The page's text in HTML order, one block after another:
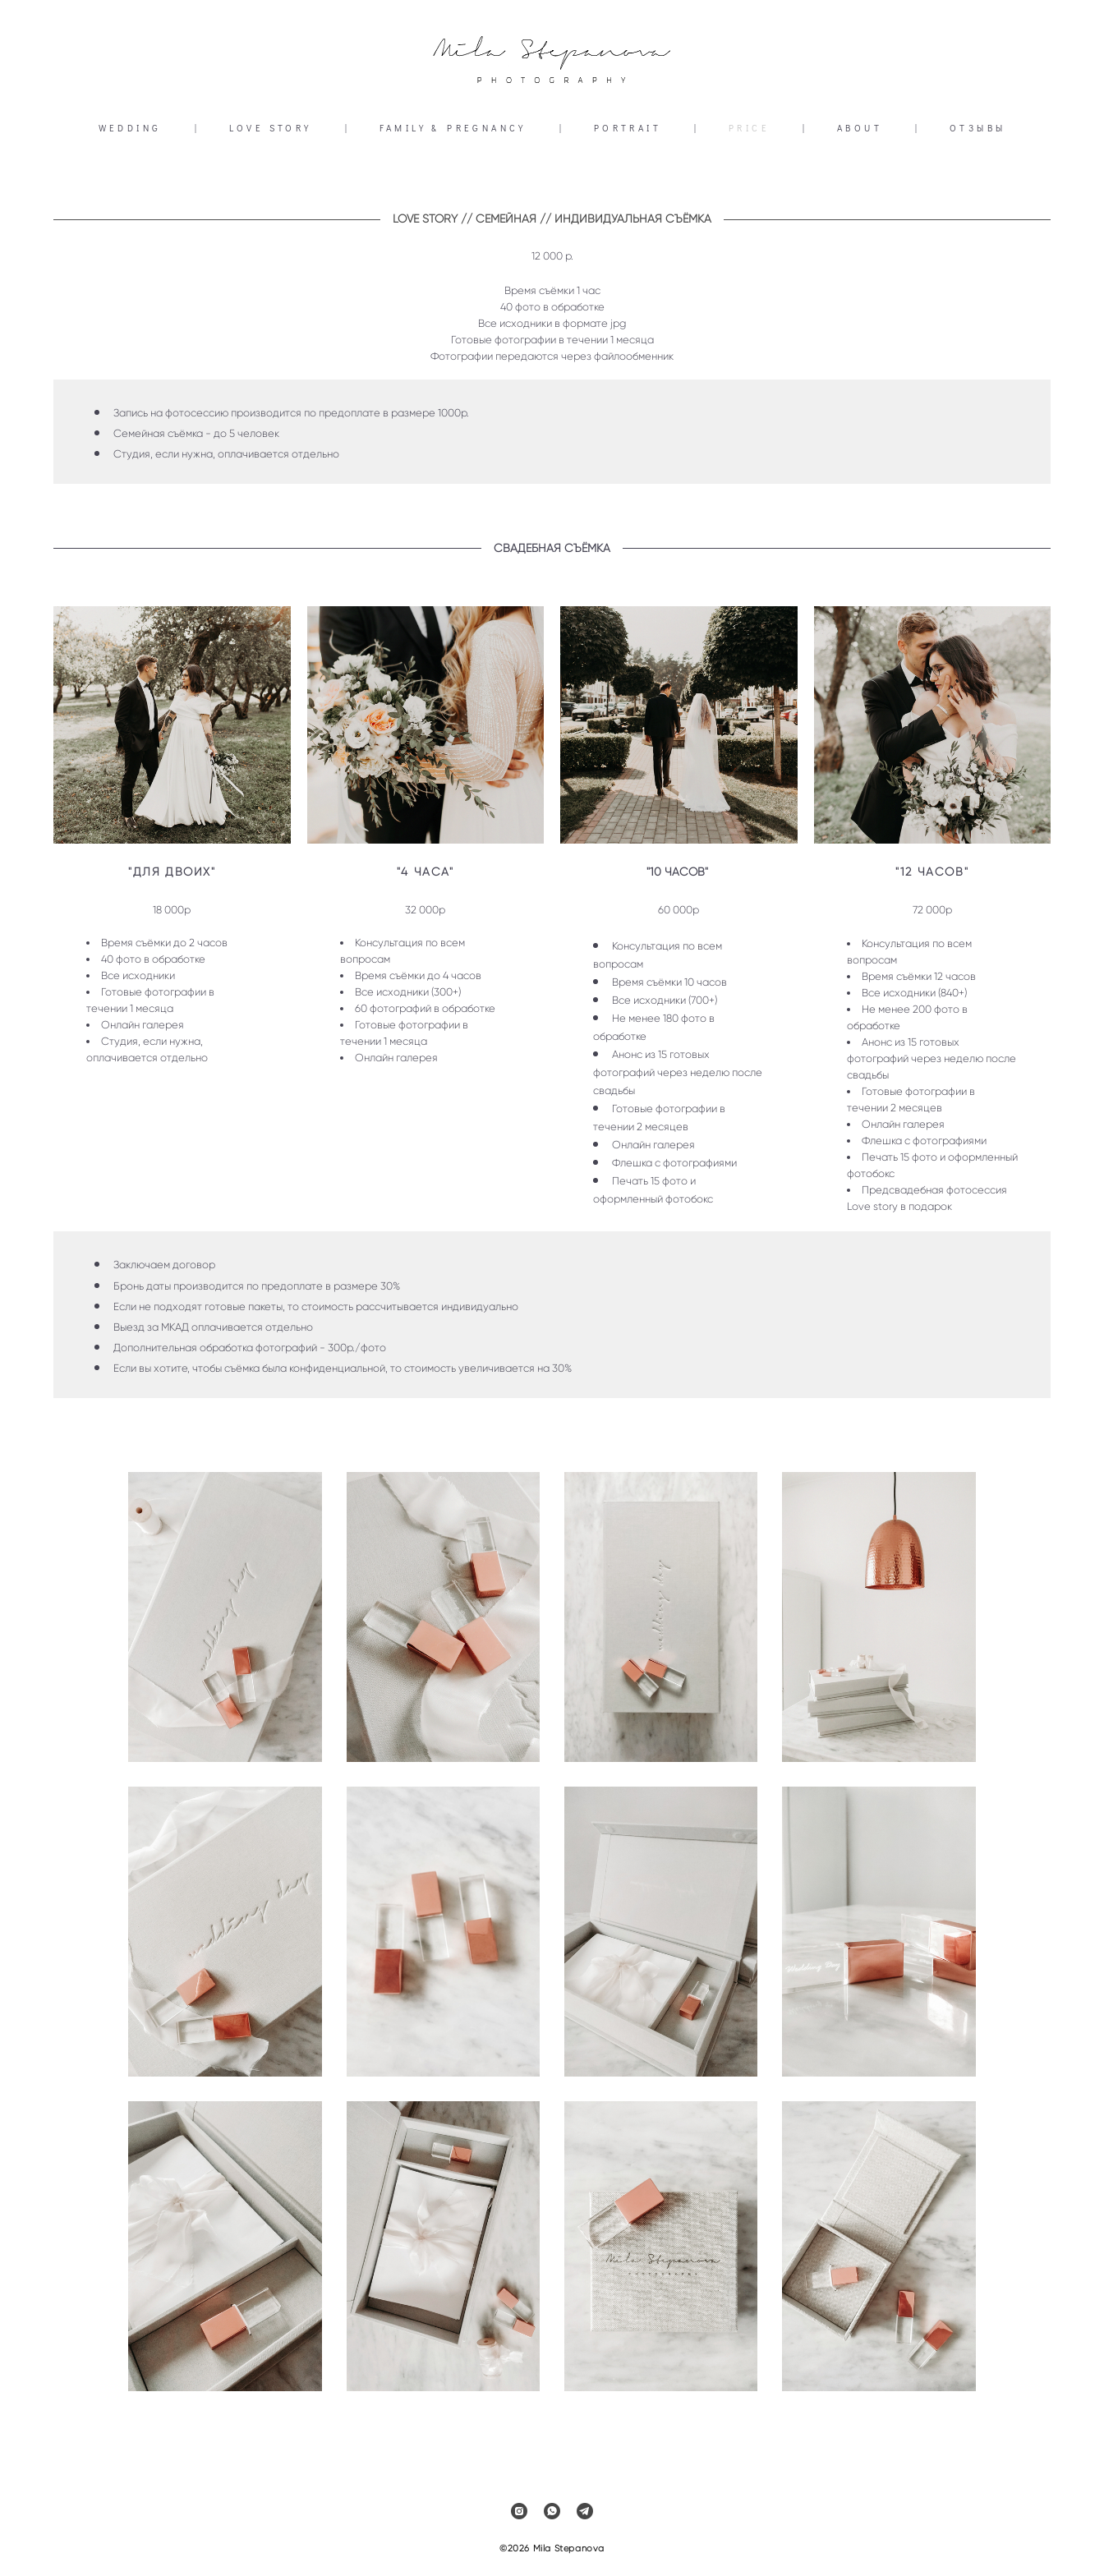
WEDDING | LOVE STORY | FAMILY & PREGNANCY | PORTRAIT | PRICE | ABOUT | ОТЗЫВЫ
LOVE STORY // СЕМЕЙНАЯ // ИНДИВИДУАЛЬНАЯ СЪЁМКА
12 000 р.
Время съёмки 1 час
40 фото в обработке
Все исходники в формате jpg
Готовые фотографии в течении 1 месяца
Фотографии передаются через файлообменник
Запись на фотосессию производится по предоплате в размере 1000р.
Семейная съёмка - до 5 человек
Студия, если нужна, оплачивается отдельно
СВАДЕБНАЯ СЪЁМКА
"ДЛЯ ДВОИХ"
18 000р
Время съёмки до 2 часов
40 фото в обработке
Все исходники
Готовые фотографии в
течении 1 месяца
Онлайн галерея
Студия, если нужна,
оплачивается отдельно
"4 ЧАСА"
32 000р
Консультация по всем
вопросам
Время съёмки до 4 часов
Все исходники (300+)
60 фотографий в обработке
Готовые фотографии в
течении 1 месяца
Онлайн галерея
"10 ЧАСОВ"
60 000р
Консультация по всем
вопросам
Время съёмки 10 часов
Все исходники (700+)
Не менее 180 фото в
обработке
Анонс из 15 готовых
фотографий через неделю после
свадьбы
Готовые фотографии в
течении 2 месяцев
Онлайн галерея
Флешка с фотографиями
Печать 15 фото и
оформленный фотобокс
"12 ЧАСОВ"
72 000р
Консультация по всем
вопросам
Время съёмки 12 часов
Все исходники (840+)
Не менее 200 фото в
обработке
Анонс из 15 готовых
фотографий через неделю после
свадьбы
Готовые фотографии в
течении 2 месяцев
Онлайн галерея
Флешка с фотографиями
Печать 15 фото и оформленный
фотобокс
Предсвадебная фотосессия
Love story в подарок
Заключаем договор
Бронь даты производится по предоплате в размере 30%
Если не подходят готовые пакеты, то стоимость рассчитывается индивидуально
Выезд за МКАД оплачивается отдельно
Дополнительная обработка фотографий - 300р./фото
Если вы хотите, чтобы съёмка была конфиденциальной, то стоимость увеличивается на 30%
©2026 Mila Stepanova